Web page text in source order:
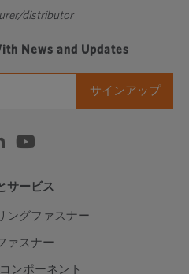
distributor
News and Updates
サービス
ングファスナー
ァスナー
ンポーネント